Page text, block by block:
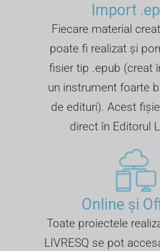
Import
Fiecare material
poate fi realizat și
fisier tip .epub (creat
un instrument foarte
de edituri). Acest
direct în Editorul
Online și
Toate proiectele
LIVRESQ se pot